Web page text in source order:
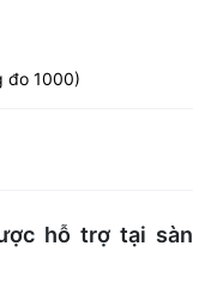
đo 1000)
hỗ trợ tại sàn